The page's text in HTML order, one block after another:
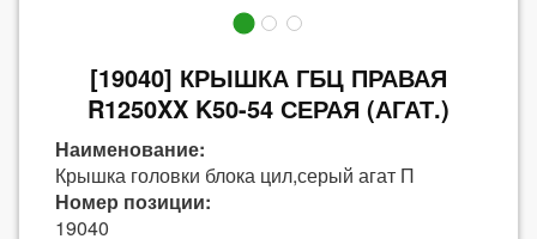
[19040] КРЫШКА ГБЦ ПРАВАЯ
R1250XX K50-54 СЕРАЯ (АГАТ.)
Наименование:
Крышка головки блока цил,серый агат П
Номер позиции:
19040